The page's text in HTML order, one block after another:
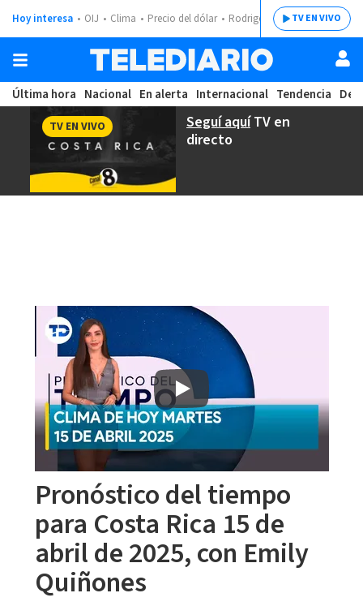
Hoy interesa OIJ Clima Precio del dólar Rodrigo ChavesTV EN VIVO
Última hora Nacional En alerta Internacional Tendencia
Seguí aquíTV en
directo
TV EN VIVO
Pronóstico del tiempo
para Costa Rica 15 de
abril de 2025, con Emily
Quiñones